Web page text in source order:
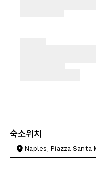
숙소위치
Naples, Piazza Santa